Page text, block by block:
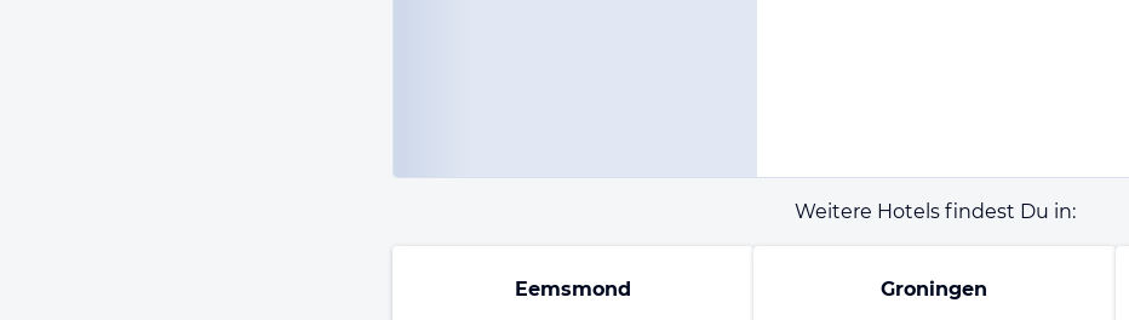
Weitere Hotels findest Du in:
Eemsmond Groningen